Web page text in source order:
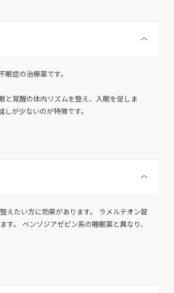
症の治療薬です。
と覚醒の体内リズムを整え、入眠を促しま
が少ないのが特徴です。
えたい方に効果があります。 ラメルテオン錠
。 ベンゾジアゼピン系の睡眠薬と異なり、